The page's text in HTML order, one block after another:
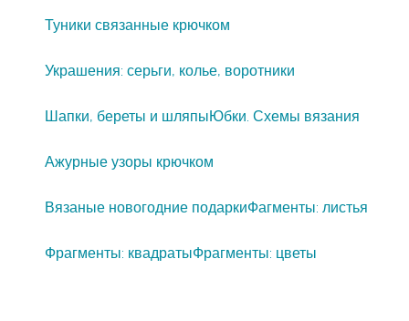
Туники связанные крючком
Украшения: серьги, колье, воротники
Шапки, береты и шляпыЮбки. Схемы вязания
Ажурные узоры крючком
Вязаные новогодние подаркиФагменты: листья
Фрагменты: квадратыФрагменты: цветы